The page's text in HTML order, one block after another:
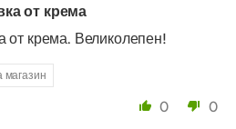
от крема
от крема. Великолепен!
магазин
0 0